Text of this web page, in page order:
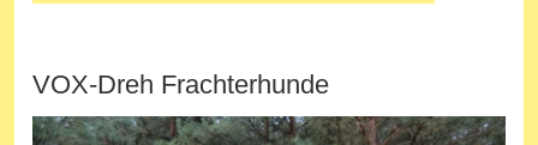
VOX-Dreh Frachterhunde